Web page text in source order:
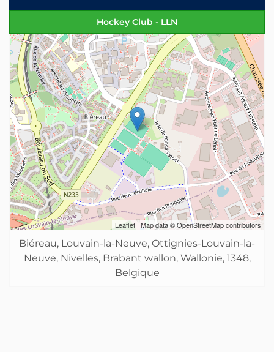
Hockey Club - LLN
Leaflet | Map data ©OpenStreetMapcontributors
Biéreau, Louvain-la-Neuve, Ottignies-Louvain-la-
Neuve, Nivelles, Brabant wallon, Wallonie, 1348,
Belgique